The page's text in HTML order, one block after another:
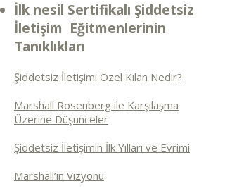
İlk nesil Sertifikalı Şiddetsiz
İletişim Eğitmenlerinin
Tanıklıkları
Şiddetsiz İletişimi Özel Kılan Nedir?
Marshall Rosenberg ile Karşılaşma
Üzerine Düşünceler
Şiddetsiz İletişimin İlk Yılları ve Evrimi
Marshall’ın Vizyonu